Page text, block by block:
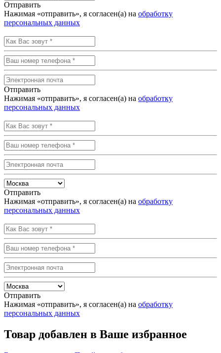
Отправить
Нажимая «отправить», я согласен(а) на обработку
персональных данных
Отправить
Нажимая «отправить», я согласен(а) на обработку
персональных данных
Отправить
Нажимая «отправить», я согласен(а) на обработку
персональных данных
Отправить
Нажимая «отправить», я согласен(а) на обработку
персональных данных
Товар добавлен в Ваше избранное